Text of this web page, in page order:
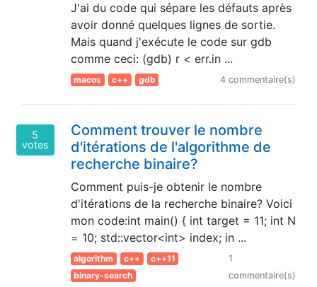
J'ai du code qui sépare les défauts après
avoir donné quelques lignes de sortie.
Mais quand j'exécute le code sur gdb
comme ceci: (gdb) r < err.in ...
macos c++ gdb 4 commentaire(s)
5
votes
Comment trouver le nombre
d'itérations de l'algorithme de
recherche binaire?
Comment puis-je obtenir le nombre
d'itérations de la recherche binaire? Voici
mon code:int main() { int target = 11; int N
= 10; std::vector<int> index; in ...
algorithm c++
c++11
binary-search
1
commentaire(s)